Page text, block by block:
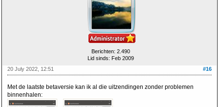
Berichten: 2.490
Lid sinds: Feb 2009
#16
20 July 2022, 12:51
Met de laatste betaversie kan ik al die uitzendingen zonder problemen
binnenhalen: